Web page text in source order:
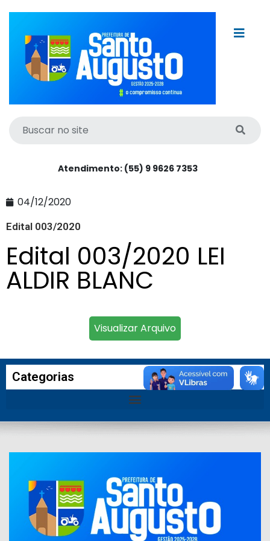
Atendimento: (55) 9 9626 7353
04/12/2020
Edital 003/2020
Edital 003/2020 LEI
ALDIR BLANC
Visualizar Arquivo
Categorias